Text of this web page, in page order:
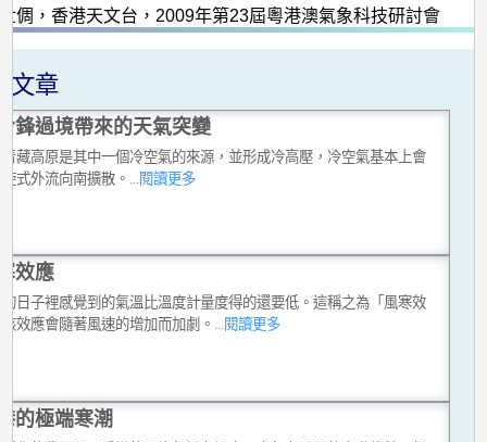
倜，香港天文台，2009年第23屆粵港澳氣象科技研討會
文章
鋒過境帶來的天氣突變
藏高原是其中一個冷空氣的來源，並形成冷高壓，冷空氣基本上會
式外流向南擴散。
...閱讀更多
效應
日子裡感覺到的氣溫比溫度計量度得的還要低。這稱之為「風寒效
效應會隨著風速的增加而加劇。 ...閱讀更多
的極端寒潮